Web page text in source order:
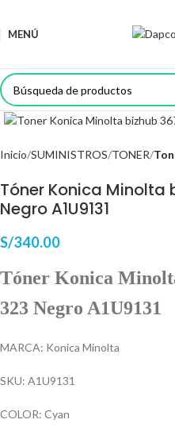
MENÚ
Haga Click para agrandar
Inicio SUMINISTROS TONER
Tóner Konica Minolta
Negro A1U9131
S/340.00
Tóner Konica
323 Negro A1U9131
MARCA: Konica Minolta
SKU: A1U9131
COLOR: Cyan